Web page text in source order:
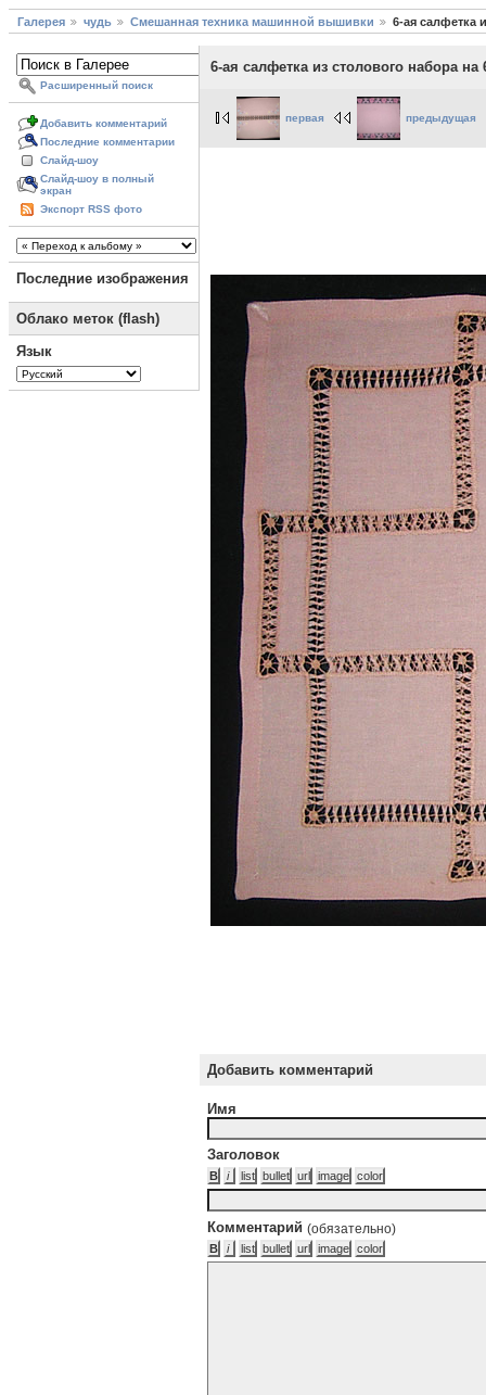
Галерея чудь Смешанная техника машинной вышивки 6-ая салфетка
Расширенный поиск
Добавить комментарий
Последние комментарии
Слайд-шоу
Слайд-шоу в полный
экран
Экспорт RSS фото
Последние изображения
Облако меток (flash)
Язык
6-ая салфетка из столового набора на
первая предыдущая
Добавить комментарий
Имя
Заголовок
Комментарий (обязательно)